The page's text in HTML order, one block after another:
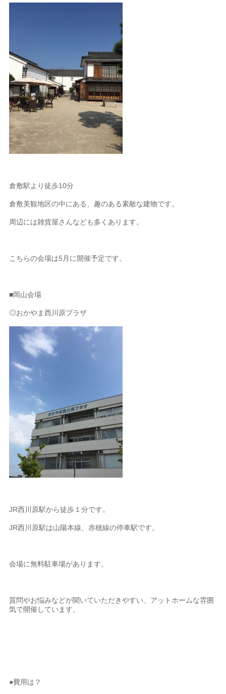
倉敷駅より徒歩10分
倉敷美観地区の中にある、趣のある素敵な建物です。
周辺には雑貨屋さんなども多くあります。
こちらの会場は5月に開催予定です。
■岡山会場
◎おかやま西川原プラザ
JR西川原駅から徒歩１分です。
JR西川原駅は山陽本線、赤穂線の停車駅です。
会場に無料駐車場があります。
質問やお悩みなどが聞いていただきやすい、アットホームな雰囲
気で開催しています。
●費用は？